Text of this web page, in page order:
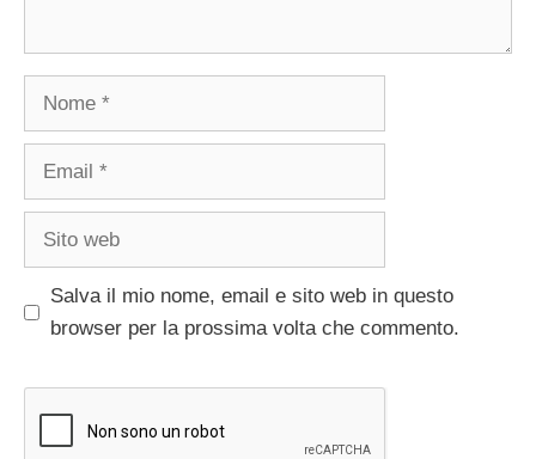
Nome
Email
Sito
Salva il mio nome, email e sito web in questo
browser per la prossima volta che commento.